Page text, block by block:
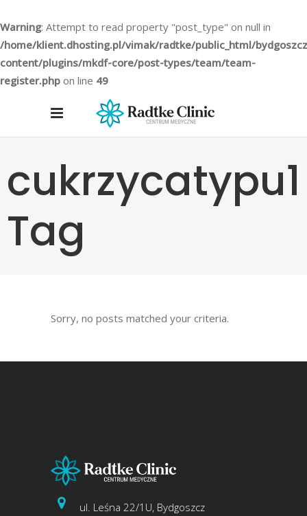
Warning: Attempt to read property "post_type" on null in
/home/klient.dhosting.pl/vimak/radtke/public_html/
content/plugins/mkdf-core/post-types/team/team-
register.php on line 49
cukrzycatypu1
Tag
Sorry, no posts matched your criteria.
ul. Leśna 22/1U, Bydgoszcz